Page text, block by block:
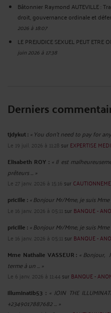
Bâtonnier Raymond AUTEVILLE :
droit, gouvernance ordinale et
2026 à 18:07
LE PREJUDICE SEXUEL PEUT
juin 2026 à 17:38
Derniers
tjdykut :« You don’t need to pay for
Le 19 juil. 2026 à 11:28 sur EXPERTISE
Elisabeth ROY : « Il est
prêteurs ... »
Le 27 janv. 2026 à 15:16 sur
pricille :« Bonjour Mr/Mme, je suis
Le 16 janv. 2026 à 05:11 sur BANQUE -
pricille :« Bonjour Mr/Mme, je suis
Le 16 janv. 2026 à 05:11 sur BANQUE -
Mme Nathalie VASSEUR : « Bonjour,
terme à un ... »
Le 6 janv. 2026 à 11:44 sur BANQUE -
illuminatib53 : « JOIN THE
+2349017887682 ... »